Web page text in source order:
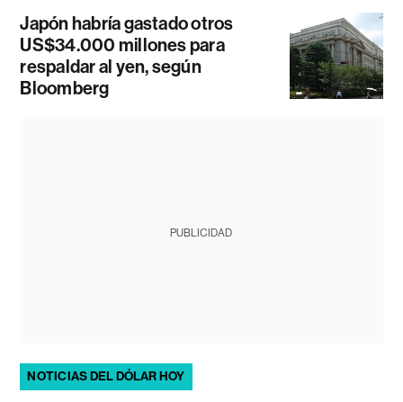
Japón habría gastado otros
US$34.000 millones para
respaldar al yen, según
Bloomberg
PUBLICIDAD
NOTICIAS DEL DÓLAR HOY